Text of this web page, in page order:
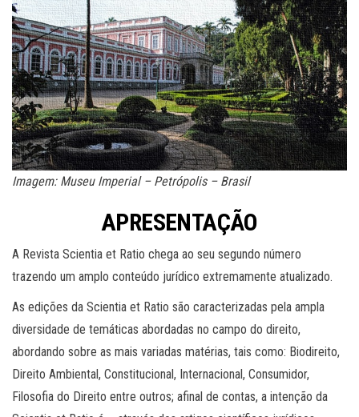
Imagem: Museu Imperial – Petrópolis – Brasil
APRESENTAÇÃO
A Revista Scientia et Ratio chega ao seu segundo número
trazendo um amplo conteúdo jurídico extremamente atualizado.
As edições da Scientia et Ratio são caracterizadas pela ampla
diversidade de temáticas abordadas no campo do direito,
abordando sobre as mais variadas matérias, tais como: Biodireito,
Direito Ambiental, Constitucional, Internacional, Consumidor,
Filosofia do Direito entre outros; afinal de contas, a intenção da